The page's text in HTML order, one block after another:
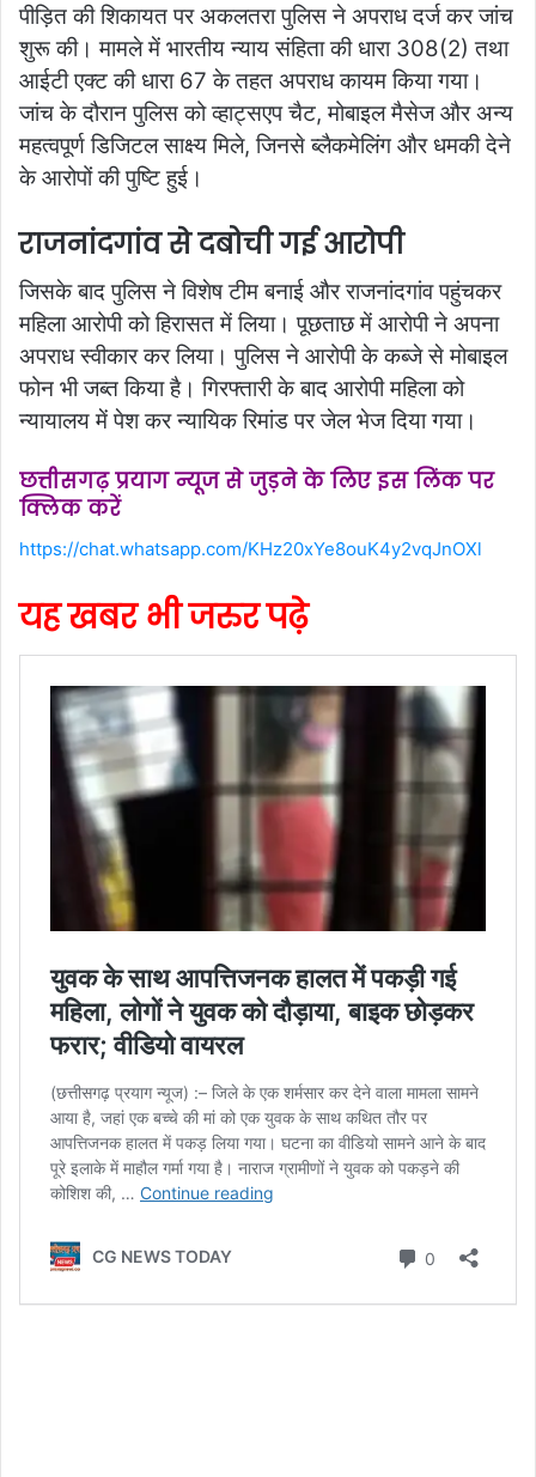
पीड़ित की शिकायत पर अकलतरा पुलिस ने अपराध दर्ज कर जांच
शुरू की। मामले में भारतीय न्याय संहिता की धारा 308(2) तथा
आईटी एक्ट की धारा 67 के तहत अपराध कायम किया गया।
जांच के दौरान पुलिस को व्हाट्सएप चैट, मोबाइल मैसेज और अन्य
महत्वपूर्ण डिजिटल साक्ष्य मिले, जिनसे ब्लैकमेलिंग और धमकी देने
के आरोपों की पुष्टि हुई।
राजनांदगांव से दबोची गई आरोपी
जिसके बाद पुलिस ने विशेष टीम बनाई और राजनांदगांव पहुंचकर
महिला आरोपी को हिरासत में लिया। पूछताछ में आरोपी ने अपना
अपराध स्वीकार कर लिया। पुलिस ने आरोपी के कब्जे से मोबाइल
फोन भी जब्त किया है। गिरफ्तारी के बाद आरोपी महिला को
न्यायालय में पेश कर न्यायिक रिमांड पर जेल भेज दिया गया।
छत्तीसगढ़ प्रयाग न्यूज से जुड़ने के लिए इस लिंक पर
क्लिक करें
https://chat.whatsapp.com/KHz20xYe8ouK4y2vqJnOXl
यह खबर भी जरुर पढ़े